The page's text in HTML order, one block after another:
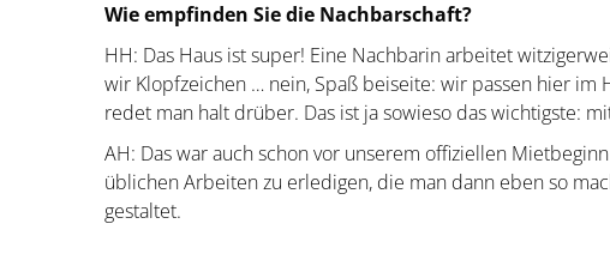
Wie empfinden Sie die Nachbarschaft?
HH: Das Haus ist super! Eine Nachbarin arbeitet
wir Klopfzeichen … nein, Spaß beiseite: wir passen hier im
redet man halt drüber. Das ist ja sowieso das wichtigste:
AH: Das war auch schon vor unserem offiziellen
üblichen Arbeiten zu erledigen, die man dann eben so
gestaltet.